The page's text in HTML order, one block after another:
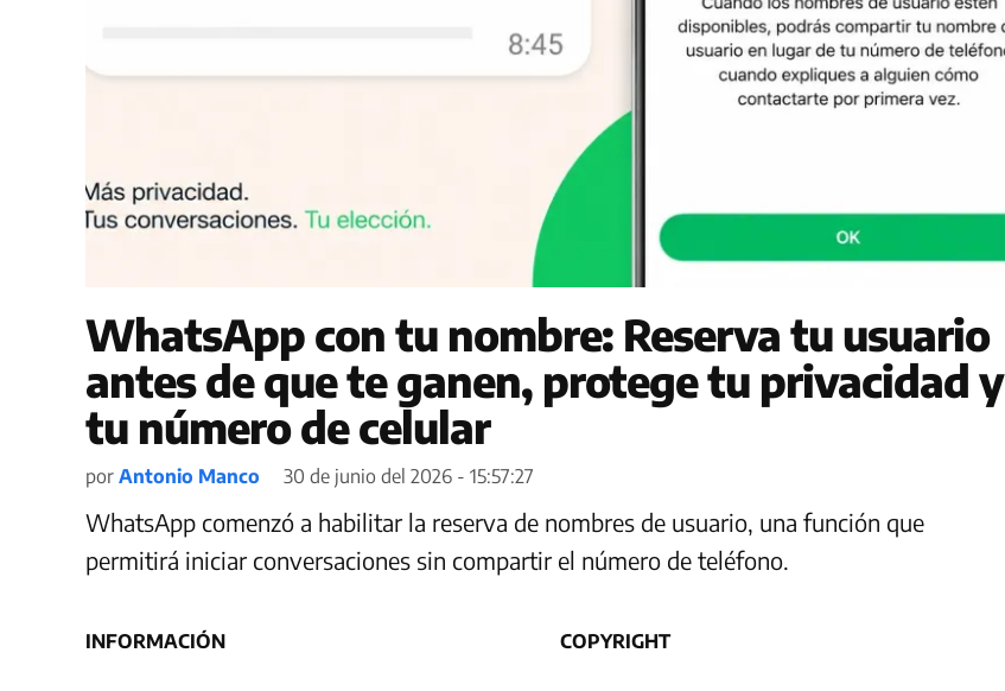
WhatsApp con tu nombre: Reserva tu usuario
antes de que te ganen, protege tu privacidad y
tu número de celular
por Antonio Manco 30 de junio del 2026 - 15:57:27
WhatsApp comenzó a habilitar la reserva de nombres de usuario, una función que
permitirá iniciar conversaciones sin compartir el número de teléfono.
INFORMACIÓN COPYRIGHT